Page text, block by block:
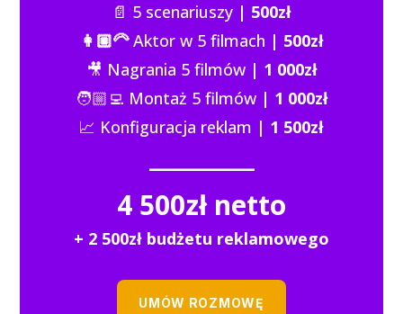
📄 5 scenariuszy | 500zł
👩🏼‍🦳Aktor w 5 filmach | 500zł
🎥 Nagrania 5 filmów | 1 000zł
🧑🏼‍💻 Montaż 5 filmów | 1 000zł
📈 Konfiguracja reklam | 1 500zł
4 500zł netto
+ 2 500zł budżetu reklamowego
UMÓW ROZMOWĘ